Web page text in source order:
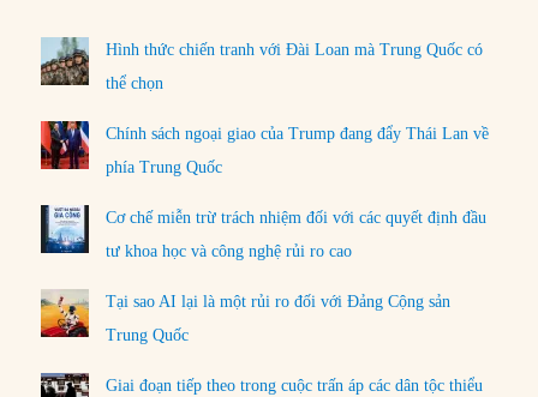
Hình thức chiến tranh với Đài Loan mà Trung Quốc có
thể chọn
Chính sách ngoại giao của Trump đang đẩy Thái Lan về
phía Trung Quốc
Cơ chế miễn trừ trách nhiệm đối với các quyết định đầu
tư khoa học và công nghệ rủi ro cao
Tại sao AI lại là một rủi ro đối với Đảng Cộng sản
Trung Quốc
Giai đoạn tiếp theo trong cuộc trấn áp các dân tộc thiểu